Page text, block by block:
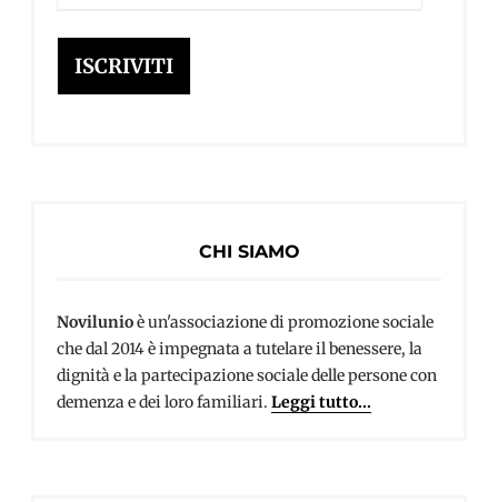
mail
ISCRIVITI
CHI SIAMO
Novilunioè un'associazione di promozione sociale
che dal 2014 è impegnata a tutelare il benessere, la
dignità e la partecipazione sociale delle persone con
demenza e dei loro familiari. Leggi tutto...